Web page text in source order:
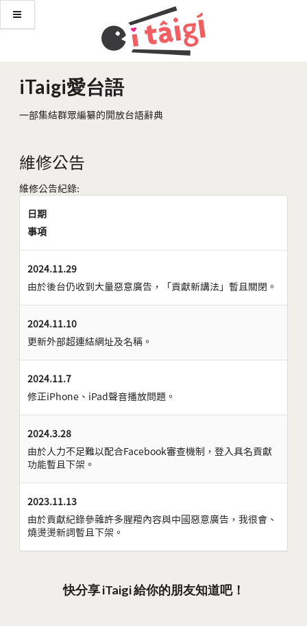
iTaigi愛台語
一部集結群眾編纂的開放台語辭典
維修公告
維修公告紀錄:
日期
事項
2024.11.29
由於後台仍收到大量惡意廣告，「貢獻新講法」暫且關閉。
2024.11.10
更新外部超連結網址及名稱。
2024.11.7
修正iPhone、iPad聲音播放問題。
2024.3.28
由於人力不足難以配合Facebook審查機制，登入具名貢獻
功能暫且下架。
2023.11.13
由於貢獻紀錄參雜許多腥羶內容與中國惡意廣告，我很會、
燒燙燙新詞暫且下架。
快分享 iTaigi 給你的朋友知道吧！